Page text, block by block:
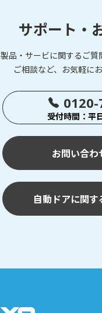
サポート・
製品・サービに関するご
ご相談など、お気軽に
受付時間：平
お問い合わ
自動ドアに関